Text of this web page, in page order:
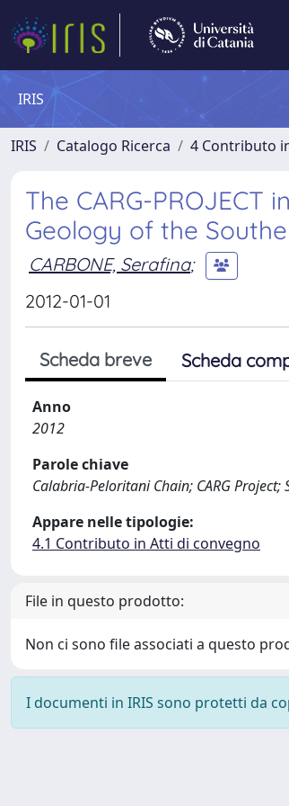
IRIS
IRIS Catalogo Ricerca 4 Contributo
The CARG-
Geology of the
CARBONE, Serafina;
2012-01-01
Scheda breve Scheda
Anno
2012
Parole chiave
Calabria-Peloritani Chain; CARG
Appare nelle tipologie:
4.1 Contributo in Atti di convegno
File in questo prodotto:
Non ci sono file associati a questo
I documenti in IRIS sono protetti da